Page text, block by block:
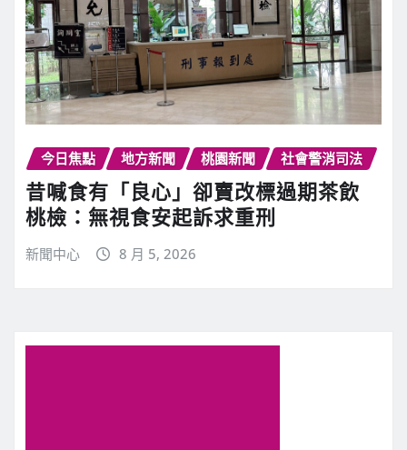
今日焦點 地方新聞 桃園新聞 社會警消司法
昔喊食有「良心」卻賣改標過期茶飲
桃檢：無視食安起訴求重刑
新聞中心 8 月 5, 2026